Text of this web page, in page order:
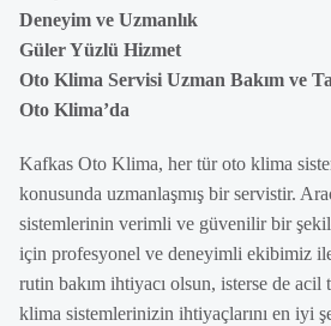
Deneyim ve Uzmanlık
Güler Yüzlü Hizmet
Oto Klima Servisi Uzman Bakım ve
Oto Klima’da
Kafkas Oto Klima, her tür oto klima
konusunda uzmanlaşmış bir servistir.
sistemlerinin verimli ve güvenilir bir
için profesyonel ve deneyimli ekibimiz
rutin bakım ihtiyacı olsun, isterse de
klima sistemlerinizin ihtiyaçlarını en iyi